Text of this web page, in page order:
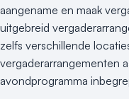
aangename en maak
uitgebreid
zelfs verschillende
vergaderarrangementen
avondprogramma